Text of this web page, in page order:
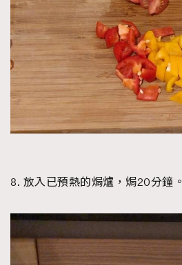
8. 放入已預熱的焗爐，焗20分鐘。